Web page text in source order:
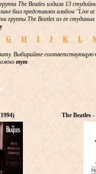
The Beatles издала 13
был представлен альбом "Live
группы The Beatles из ее
G H I J K L
Выбирайте соответствующую
тут
The Beatles